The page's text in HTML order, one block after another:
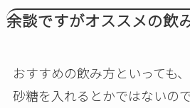
余談ですがオススメの飲
おすすめの飲み方といっても
砂糖を入れるとかではないの